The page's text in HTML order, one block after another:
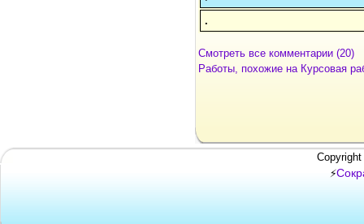
.
Смотреть все комментарии (20)
Работы, похожие на Курсовая
⚡